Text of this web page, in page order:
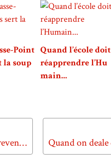
Point
la soup
Quand l’école doit
réapprendre l’Hu
main...
Quand Nouvelles Frontières revendique sa différence...